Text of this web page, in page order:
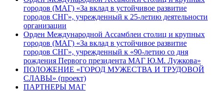
городов (МАГ) «За вклад в устойчивое развитие
городов СНГ», учрежденный к 25-летию деятельности
организации
Орден Международной Ассамблеи столиц и крупных
городов (МАГ) «За вклад в устойчивое развитие
городов СНГ», учрежденный к «90-летию со дня
рождения Первого президента МАГ Ю.М. Лужкова»
ПОЛОЖЕНИЕ «ГОРОД МУЖЕСТВА И ТРУДОВОЙ
СЛАВЫ» (проект)
ПАРТНЕРЫ МАГ